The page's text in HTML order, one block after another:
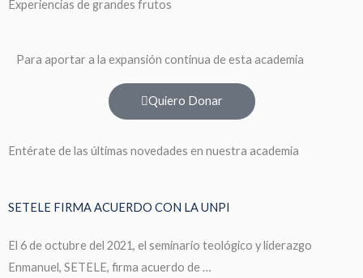
Experiencias de grandes frutos
Para aportar a la expansión continua de esta academia
Quiero Donar
Entérate de las últimas novedades en nuestra academia
SETELE FIRMA ACUERDO CON LA UNPI
El 6 de octubre del 2021, el seminario teológico y liderazgo
Enmanuel, SETELE, firma acuerdo de …